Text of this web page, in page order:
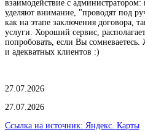
взаимодействие с
уделяют внимание, "проводят под
как на этапе заключения договора,
услуги. Хороший сервис,
попробовать, если Вы
и адекватных клиентов :)
27.07.2026
27.07.2026
Ссылка на источник: Яндекс. Карты